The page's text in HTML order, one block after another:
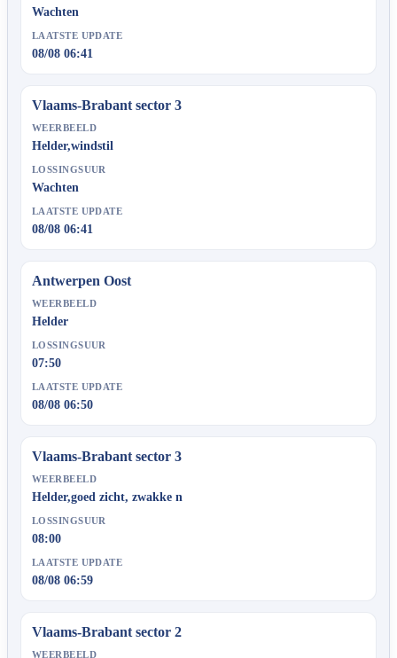
Wachten
LAATSTE UPDATE
08/08 06:41
Vlaams-Brabant sector 3
WEERBEELD
Helder,windstil
LOSSINGSUUR
Wachten
LAATSTE UPDATE
08/08 06:41
Antwerpen Oost
WEERBEELD
Helder
LOSSINGSUUR
07:50
LAATSTE UPDATE
08/08 06:50
Vlaams-Brabant sector 3
WEERBEELD
Helder,goed zicht, zwakke n
LOSSINGSUUR
08:00
LAATSTE UPDATE
08/08 06:59
Vlaams-Brabant sector 2
WEERBEELD